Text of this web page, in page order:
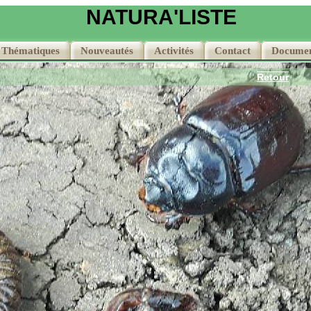
NATURA'LISTE
Thématiques Nouveautés Activités Contact
Thématiques Nouveautés Activités Contact
Retour